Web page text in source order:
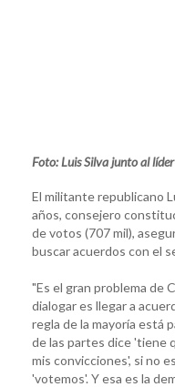
Foto: Luis Silva junto al
El militante republicano
años, consejero
de votos (707 mil),
buscar acuerdos con el
"Es el gran problema de
dialogar es llegar a
regla de la mayoría está
de las partes dice 'tiene
mis convicciones', si no
'votemos'. Y esa es la